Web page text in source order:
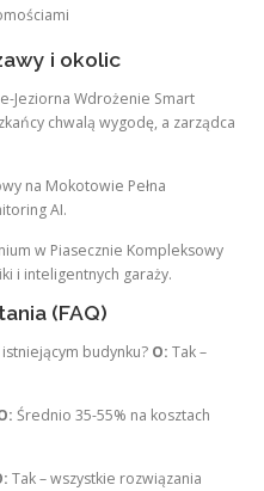
i okolic
Jeziorna Wdrożenie Smart
chwalą wygodę, a zarządca
na Mokotowie Pełna
AI.
w Piasecznie Kompleksowy
i inteligentnych garaży.
(FAQ)
budynku? O: Tak –
Średnio 35-55% na kosztach
Tak – wszystkie rozwiązania